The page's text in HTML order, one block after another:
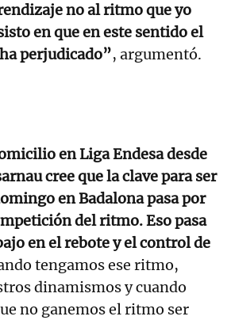
no al ritmo que yo
en que en este sentido el
perjudicado”, argumentó.
en Liga Endesa desde
cree que la clave para ser
en Badalona pasa por
del ritmo. Eso pasa
en el rebote y el control de
tengamos ese ritmo,
dinamismos y cuando
no ganemos el ritmo ser